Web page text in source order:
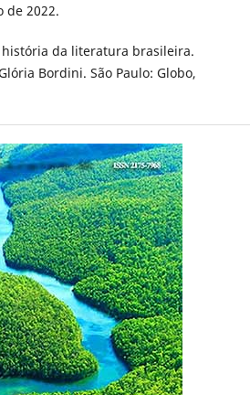
de 2022.
história da literatura brasileira.
Bordini. São Paulo: Globo,